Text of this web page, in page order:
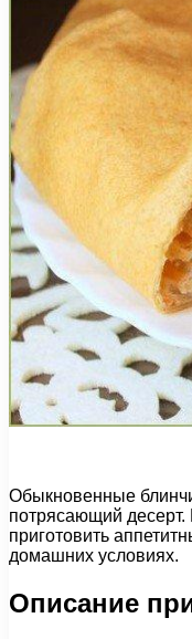
Обыкновенные
потрясающий
приготовить
домашних условиях.
Описание